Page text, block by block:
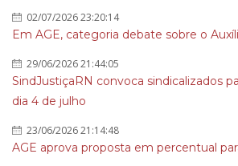
02/07/2026 23:20:14
Em AGE, categoria debate sobre o
29/06/2026 21:44:05
SindJustiçaRN convoca sindicalizados
dia 4 de julho
23/06/2026 21:14:48
AGE aprova proposta em percentual